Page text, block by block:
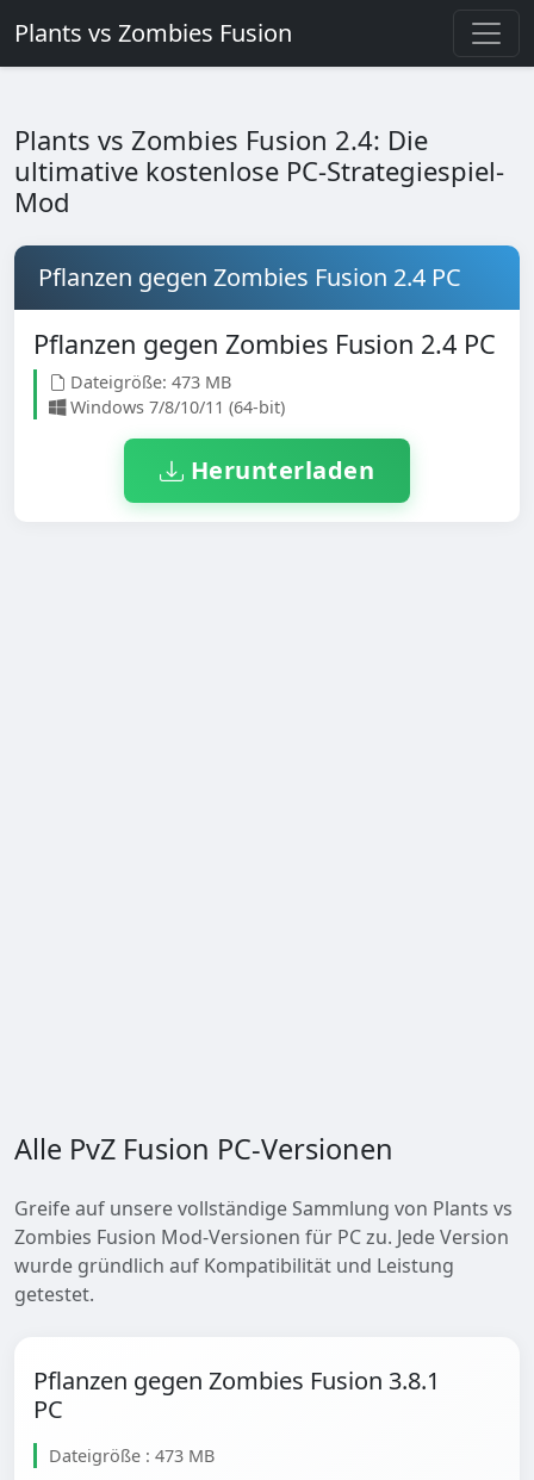
Plants vs Zombies Fusion
Plants vs Zombies Fusion 2.4: Die
ultimative kostenlose PC-Strategiespiel-
Mod
Pflanzen gegen Zombies Fusion 2.4 PC
Pflanzen gegen Zombies Fusion 2.4 PC
Dateigröße: 473 MB
Windows 7/8/10/11 (64-bit)
Herunterladen
Alle PvZ Fusion PC-Versionen
Greife auf unsere vollständige Sammlung von Plants vs
Zombies Fusion Mod-Versionen für PC zu. Jede Version
wurde gründlich auf Kompatibilität und Leistung
getestet.
Pflanzen gegen Zombies Fusion 3.8.1
PC
Dateigröße : 473 MB